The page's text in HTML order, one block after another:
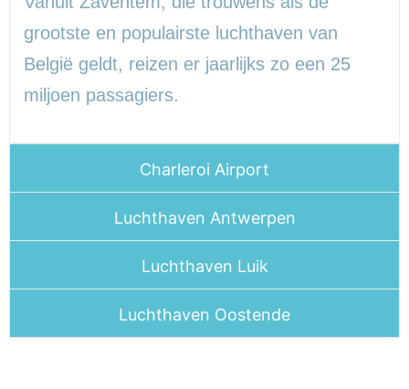
grootste en populairste luchthaven van
België geldt, reizen er jaarlijks zo een 25
miljoen passagiers.
Charleroi Airport
Luchthaven Antwerpen
Luchthaven Luik
Luchthaven Oostende